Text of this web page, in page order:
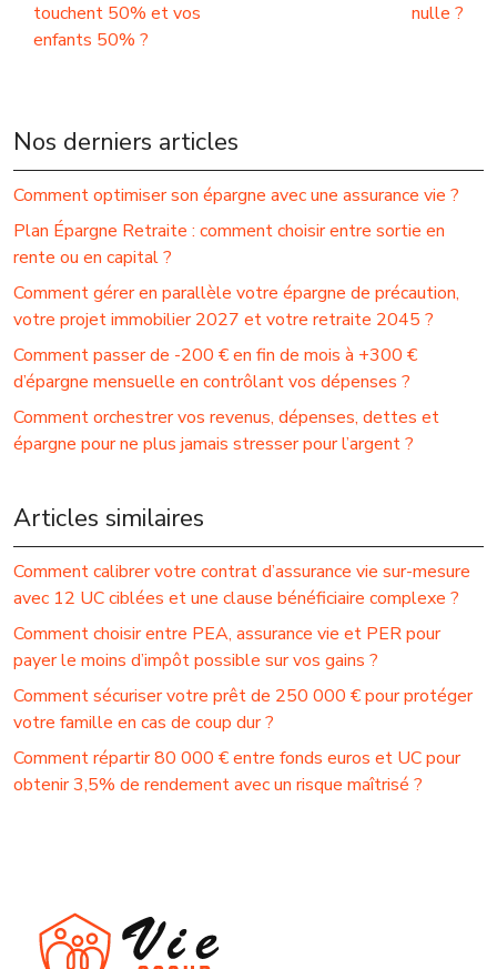
touchent 50% et vos
enfants 50% ?
nulle ?
Nos derniers articles
Comment optimiser son épargne avec une assurance vie ?
Plan Épargne Retraite : comment choisir entre sortie en
rente ou en capital ?
Comment gérer en parallèle votre épargne de précaution,
votre projet immobilier 2027 et votre retraite 2045 ?
Comment passer de -200 € en fin de mois à +300 €
d’épargne mensuelle en contrôlant vos dépenses ?
Comment orchestrer vos revenus, dépenses, dettes et
épargne pour ne plus jamais stresser pour l’argent ?
Articles similaires
Comment calibrer votre contrat d’assurance vie sur-mesure
avec 12 UC ciblées et une clause bénéficiaire complexe ?
Comment choisir entre PEA, assurance vie et PER pour
payer le moins d’impôt possible sur vos gains ?
Comment sécuriser votre prêt de 250 000 € pour protéger
votre famille en cas de coup dur ?
Comment répartir 80 000 € entre fonds euros et UC pour
obtenir 3,5% de rendement avec un risque maîtrisé ?